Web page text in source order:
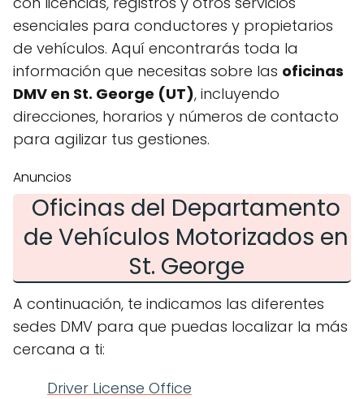
esenciales para conductores y propietarios
de vehículos. Aquí encontrarás toda la
información que necesitas sobre las oficinas
DMV en St. George (UT), incluyendo
direcciones, horarios y números de contacto
para agilizar tus gestiones.
Anuncios
Oficinas del Departamento
de Vehículos Motorizados en
St. George
A continuación, te indicamos las diferentes
sedes DMV para que puedas localizar la más
cercana a ti:
Driver License Office